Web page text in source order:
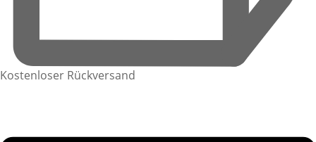
Kostenloser Rückversand